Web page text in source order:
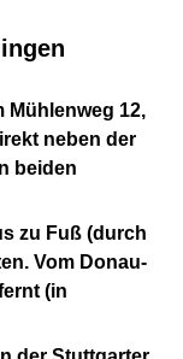
Mühlenweg 12,
neben der
beiden
zu Fuß (durch
Vom Donau-
(in